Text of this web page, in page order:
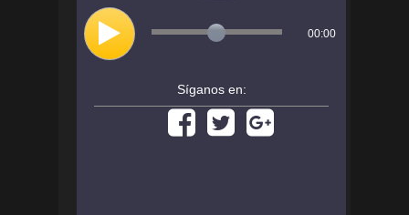
00:00
Síganos en: